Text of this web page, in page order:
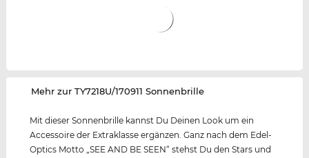
‌Mehr zur TY7218U/170911 Sonnenbrille
Mit dieser Sonnenbrille kannst Du Deinen Look um ein
Accessoire der Extraklasse ergänzen. Ganz nach dem Edel-
Optics Motto „SEE AND BE SEEN“ stehst Du den Stars und